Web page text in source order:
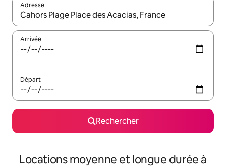
Adresse
Lorsque les résultats s'affichent, utilisez les flèches vers le
Arrivée
Départ
Rechercher
Locations moyenne et longue durée à